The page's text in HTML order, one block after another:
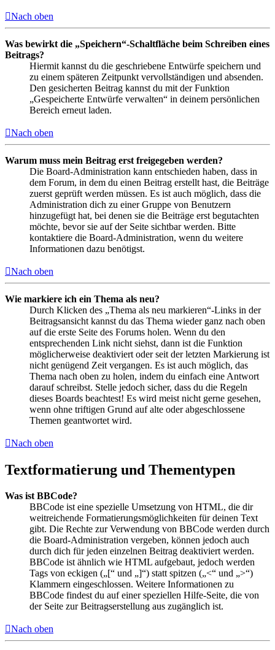
Nach oben
Was bewirkt die „Speichern“-Schaltfläche beim Schreiben eines
Beitrags?
Hiermit kannst du die geschriebene Entwürfe speichern und
zu einem späteren Zeitpunkt vervollständigen und absenden.
Den gesicherten Beitrag kannst du mit der Funktion
„Gespeicherte Entwürfe verwalten“ in deinem persönlichen
Bereich erneut laden.
Nach oben
Warum muss mein Beitrag erst freigegeben werden?
Die Board-Administration kann entschieden haben, dass in
dem Forum, in dem du einen Beitrag erstellt hast, die Beiträge
zuerst geprüft werden müssen. Es ist auch möglich, dass die
Administration dich zu einer Gruppe von Benutzern
hinzugefügt hat, bei denen sie die Beiträge erst begutachten
möchte, bevor sie auf der Seite sichtbar werden. Bitte
kontaktiere die Board-Administration, wenn du weitere
Informationen dazu benötigst.
Nach oben
Wie markiere ich ein Thema als neu?
Durch Klicken des „Thema als neu markieren“-Links in der
Beitragsansicht kannst du das Thema wieder ganz nach oben
auf die erste Seite des Forums holen. Wenn du den
entsprechenden Link nicht siehst, dann ist die Funktion
möglicherweise deaktiviert oder seit der letzten Markierung ist
nicht genügend Zeit vergangen. Es ist auch möglich, das
Thema nach oben zu holen, indem du einfach eine Antwort
darauf schreibst. Stelle jedoch sicher, dass du die Regeln
dieses Boards beachtest! Es wird meist nicht gerne gesehen,
wenn ohne triftigen Grund auf alte oder abgeschlossene
Themen geantwortet wird.
Nach oben
Textformatierung und Thementypen
Was ist BBCode?
BBCode ist eine spezielle Umsetzung von HTML, die dir
weitreichende Formatierungsmöglichkeiten für deinen Text
gibt. Die Rechte zur Verwendung von BBCode werden durch
die Board-Administration vergeben, können jedoch auch
durch dich für jeden einzelnen Beitrag deaktiviert werden.
BBCode ist ähnlich wie HTML aufgebaut, jedoch werden
Tags von eckigen („[“ und „]“) statt spitzen („<“ und „>“)
Klammern eingeschlossen. Weitere Informationen zu
BBCode findest du auf einer speziellen Hilfe-Seite, die von
der Seite zur Beitragserstellung aus zugänglich ist.
Nach oben